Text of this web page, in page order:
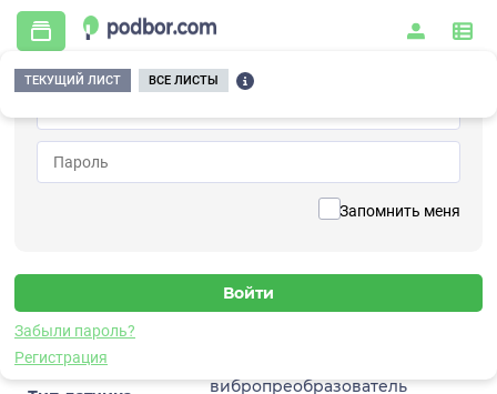
Запомнить меня
Забыли пароль?
Регистрация
ТЕКУЩИЙ ЛИСТ ВСЕ ЛИСТЫ
Главная / Контрольно-измерительные приборы и автоматика / Датчики /
Виброскорости / 2A204HH-200(T1)
Датчик виброскороости
Характеристики
вибропреобразователь